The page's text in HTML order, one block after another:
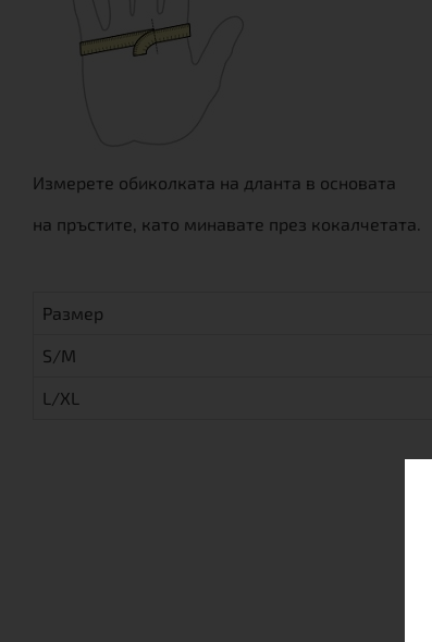
Измерете обиколката на дланта в основата
на пръстите, като минавате през кокалчетата.
Размер
S/M
L/XL